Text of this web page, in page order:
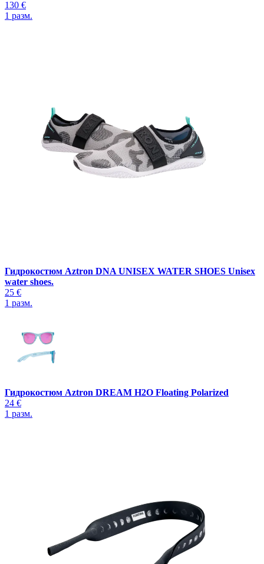
130 €
1 разм.
Гидрокостюм Aztron DNA UNISEX WATER SHOES Unisex
water shoes.
25 €
1 разм.
Гидрокостюм Aztron DREAM H2O Floating Polarized
24 €
1 разм.